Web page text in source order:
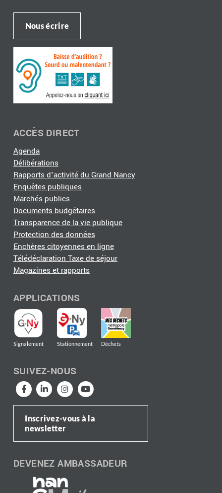
Nous écrire
ACCÈS DIRECT
Agenda
Délibérations
Rapports d'activité du Grand Nancy
Enquêtes publiques
Marchés publics
Documents budgétaires
Transparence de la vie publique
Protection des données
Enchères citoyennes en ligne
Télédéclaration Taxe de séjour
Magazines et rapports
APPLICATIONS
Signalement Stationnement Déchets
SUIVEZ-NOUS
Inscrivez-vous à la
newsletter
DEVENEZ AMBASSADEUR